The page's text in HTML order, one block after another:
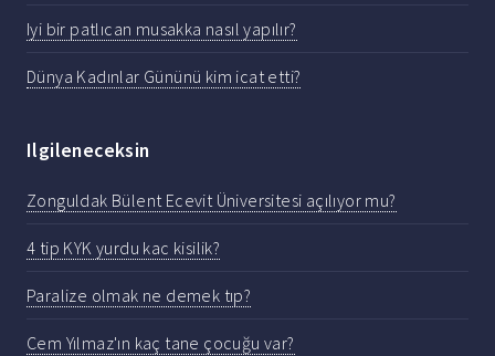
Iyi bir patlıcan musakka nasıl yapılır?
Dünya Kadınlar Gününü kim icat etti?
Ilgileneceksin
Zonguldak Bülent Ecevit Üniversitesi açılıyor mu?
4 tip KYK yurdu kac kisilik?
Paralize olmak ne demek tıp?
Cem Yılmaz'ın kaç tane çocuğu var?